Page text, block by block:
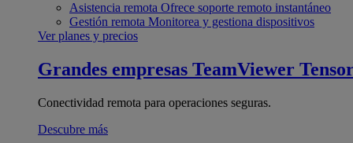
Asistencia remota Ofrece soporte remoto instantáneo
Gestión remota Monitorea y gestiona dispositivos
Ver planes y precios
Grandes empresas TeamViewer Tensor
Conectividad remota para operaciones seguras.
Descubre más